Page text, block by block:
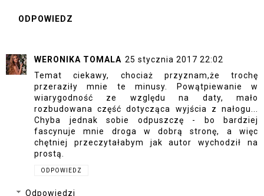
ODPOWIEDZ
WERONIKA TOMALA 25 stycznia 2017 22:02
Temat ciekawy, chociaż przyznam,że trochę
przeraziły mnie te minusy. Powątpiewanie w
wiarygodność ze względu na daty, mało
rozbudowana część dotycząca wyjścia z nałogu...
Chyba jednak sobie odpuszczę - bo bardziej
fascynuje mnie droga w dobrą stronę, a więc
chętniej przeczytałabym jak autor wychodził na
prostą.
ODPOWIEDZ
Odpowiedzi